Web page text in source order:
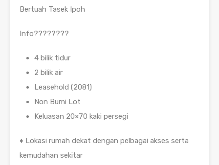
Bertuah Tasek Ipoh
Info????????
4 bilik tidur
2 bilik air
Leasehold (2081)
Non Bumi Lot
Keluasan 20×70 kaki persegi
♦️ Lokasi rumah dekat dengan pelbagai akses serta
kemudahan sekitar